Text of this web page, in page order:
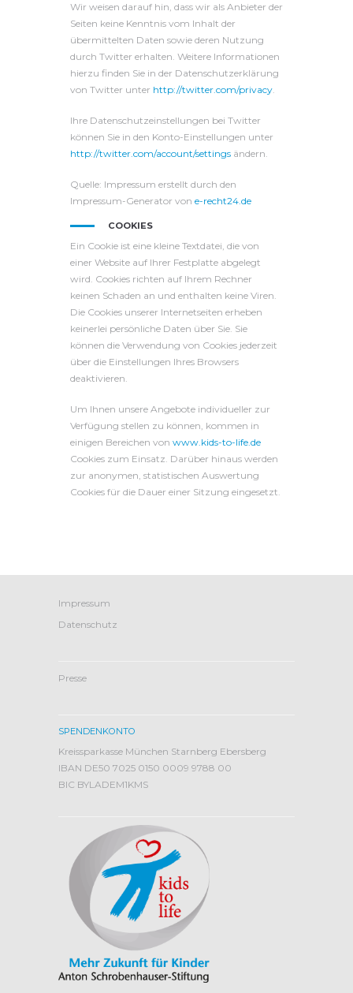
Wir weisen darauf hin, dass wir als Anbieter der
Seiten keine Kenntnis vom Inhalt der
übermittelten Daten sowie deren Nutzung
durch Twitter erhalten. Weitere Informationen
hierzu finden Sie in der Datenschutzerklärung
von Twitter unter http://twitter.com/privacy.
Ihre Datenschutzeinstellungen bei Twitter
können Sie in den Konto-Einstellungen unter
http://twitter.com/account/settings ändern.
Quelle: Impressum erstellt durch den
Impressum-Generator von e-recht24.de
COOKIES
Ein Cookie ist eine kleine Textdatei, die von
einer Website auf Ihrer Festplatte abgelegt
wird. Cookies richten auf Ihrem Rechner
keinen Schaden an und enthalten keine Viren.
Die Cookies unserer Internetseiten erheben
keinerlei persönliche Daten über Sie. Sie
können die Verwendung von Cookies jederzeit
über die Einstellungen Ihres Browsers
deaktivieren.
Um Ihnen unsere Angebote individueller zur
Verfügung stellen zu können, kommen in
einigen Bereichen von www.kids-to-life.de
Cookies zum Einsatz. Darüber hinaus werden
zur anonymen, statistischen Auswertung
Cookies für die Dauer einer Sitzung eingesetzt.
Impressum
Datenschutz
Presse
SPENDENKONTO
Kreissparkasse München Starnberg Ebersberg
IBAN DE50 7025 0150 0009 9788 00
BIC BYLADEM1KMS